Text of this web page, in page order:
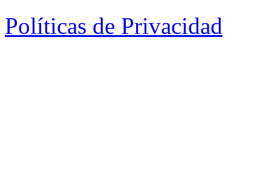
Políticas de Privacidad